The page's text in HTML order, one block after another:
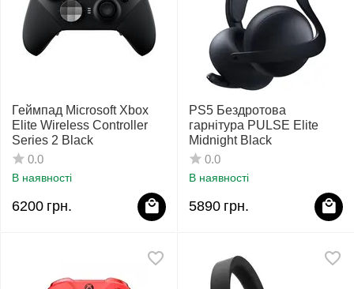
Геймпад Microsoft Xbox
Elite Wireless Controller
Series 2 Black
0.0
В наявності
6200 грн.
PS5 Бездротова
гарнітура PULSE Elite
Midnight Black
0.0
В наявності
5890 грн.